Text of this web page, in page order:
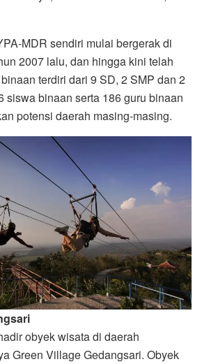
MDR sendiri mulai bergerak di
2007 lalu, dan hingga kini telah
terdiri dari 9 SD, 2 SMP dan 2
siswa binaan serta 186 guru binaan
potensi daerah masing-masing.
obyek wisata di daerah
Green Village Gedangsari. Obyek